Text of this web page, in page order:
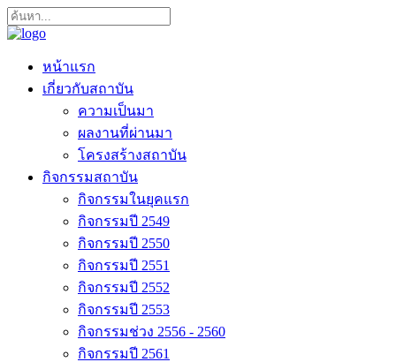
หน้าแรก
เกี่ยวกับสถาบัน
ความเป็นมา
ผลงานที่ผ่านมา
โครงสร้างสถาบัน
กิจกรรมสถาบัน
กิจกรรมในยุคแรก
กิจกรรมปี 2549
กิจกรรมปี 2550
กิจกรรมปี 2551
กิจกรรมปี 2552
กิจกรรมปี 2553
กิจกรรมช่วง 2556 - 2560
กิจกรรมปี 2561